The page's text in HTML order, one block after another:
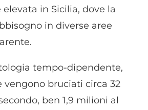
in Sicilia, dove la
in diverse aree
tempo-dipendente,
vengono bruciati circa 32
ben 1,9 milioni al